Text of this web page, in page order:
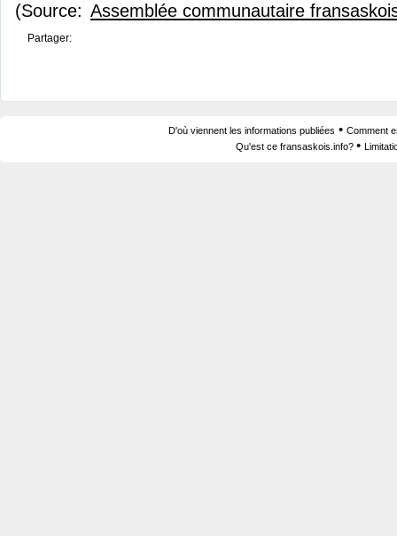
(Source: Assemblée communautaire
Partager:
D'où viennent les informations publiées • Comment
Qu'est ce fransaskois.info? •